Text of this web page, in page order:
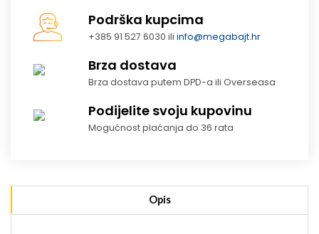
Podrška kupcima
+385 91 527 6030 iliinfo@megabajt.hr
Brza dostava
Brza dostava putem DPD-a ili Overseasa
Podijelite svoju kupovinu
Mogućnost plaćanja do 36 rata
Opis